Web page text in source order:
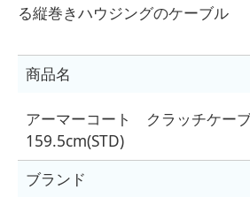
る縦巻きハウジングのケーブル
商品名
アーマーコート クラッチケー
159.5cm(STD)
ブランド